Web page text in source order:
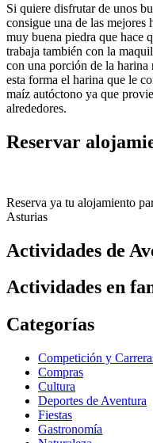
Si quiere disfrutar de unos
consigue una de las
muy buena piedra que hace
trabaja también con la
con una porción de la
esta forma el harina que le
maíz autóctono ya que
alrededores.
Reservar
Reserva ya tu alojamiento
Asturias
Actividades de
Actividades en
Categorías
Competición y
Compras
Cultura
Deportes de Aventura
Fiestas
Gastronomía